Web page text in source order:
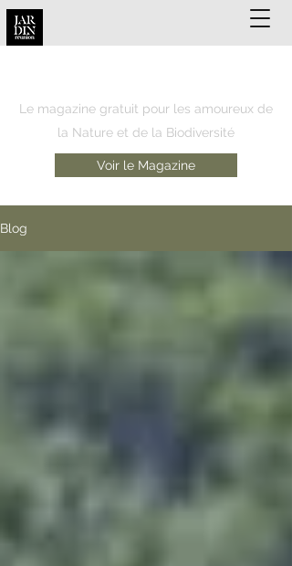
Le magazine gratuit pour les amoureux de
la Nature et de la Biodiversité
Voir le Magazine
Blog